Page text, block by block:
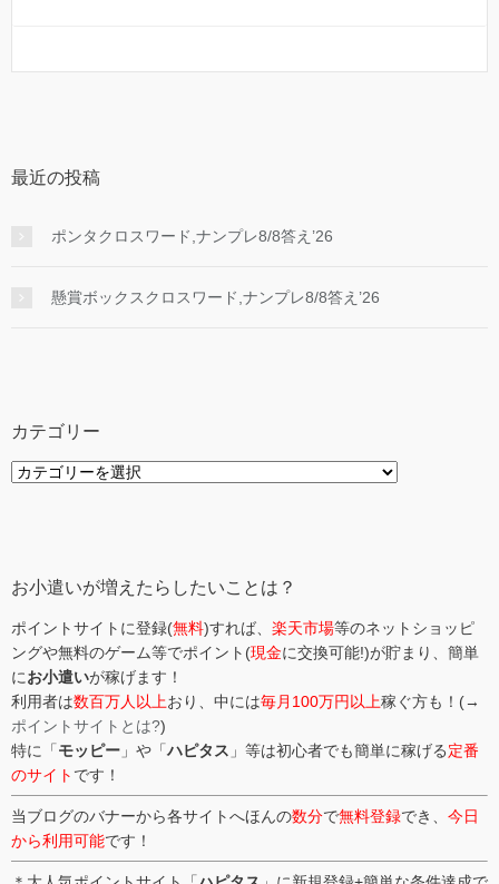
最近の投稿
ポンタクロスワード,ナンプレ8/8答え’26
懸賞ボックスクロスワード,ナンプレ8/8答え’26
カテゴリー
カ
お小遣いが増えたらしたいことは？
ポイントサイトに登録(無料)すれば、 楽天市場等のネットショッピ
ングや無料のゲーム等でポイント(現金に交換可能!)が貯まり、簡単
にお小遣いが稼げます！
利用者は数百万人以上おり、中には毎月100万円以上稼ぐ方も！(→
ポイントサイトとは?)
特に「モッピー 」や「ハピタス 」等は初心者でも簡単に稼げる定番
のサイト です！
当ブログのバナーから各サイトへほんの数分で無料登録でき、 今日
から利用可能です！